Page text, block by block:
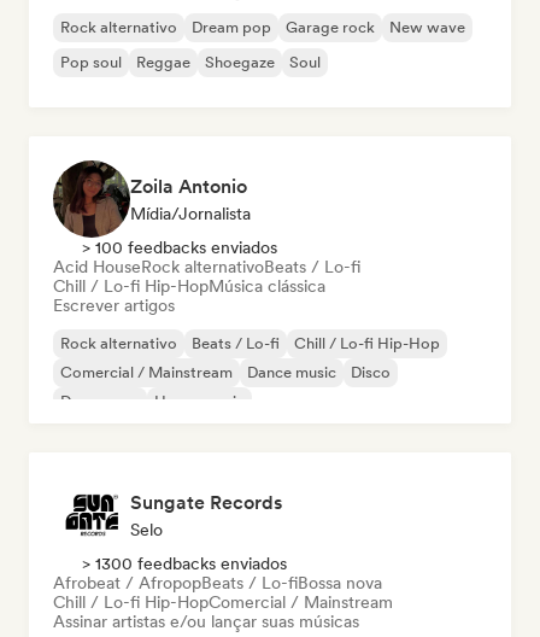
Rock alternativo Dream pop Garage rock
New wave
Pop soul
Reggae Shoegaze Soul
Zoila Antonio
Mídia/Jornalista
> 100 feedbacks enviados
Acid HouseRock alternativoBeats / Lo-fi
Chill / Lo-fi Hip-HopMúsica clássica
Escrever artigos
Rock alternativo Beats / Lo-fi
Chill / Lo-fi Hip-Hop
Comercial / Mainstream
Dance music
Disco
Dream pop
House music
Sungate Records
Selo
> 1300 feedbacks enviados
Afrobeat / AfropopBeats / Lo-fiBossa nova
Chill / Lo-fi Hip-HopComercial / Mainstream
Assinar artistas e/ou lançar suas músicas